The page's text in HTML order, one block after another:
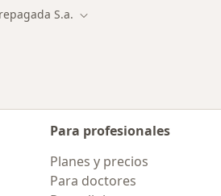
S.a. Cambiar de ciudad
Para profesionales
Planes y precios
Para doctores